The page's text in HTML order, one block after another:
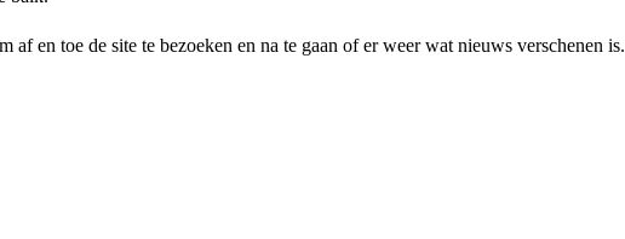
en toe de site te bezoeken en na te gaan of er weer wat nieuws verschenen is.